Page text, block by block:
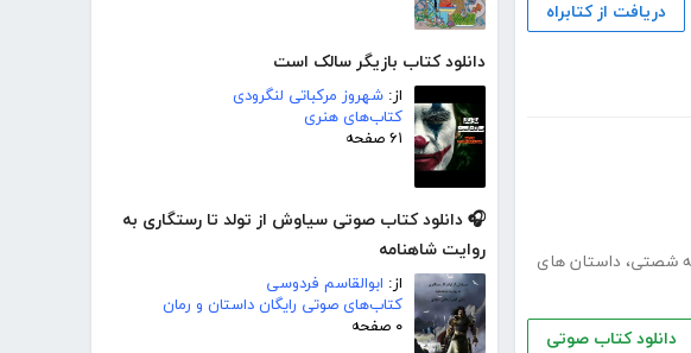
دانلود کتاب بازیگر سالک است
از: شهروز مرکباتی لنگرودی
کتاب‌های هنری
۶۱ صفحه
🎧 دانلود کتاب صوتی سیاوش از تولد تا رستگاری به
روایت شاهنامه
از: ابوالقاسم فردوسی
کتاب‌های صوتی رایگان داستان و رمان
۰ صفحه
دریافت از کتابراه
شصتی، داستان های
دانلود کتاب صوتی